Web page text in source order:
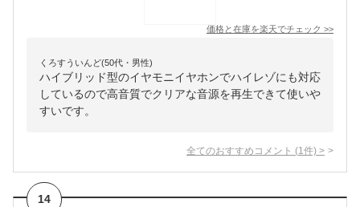
価格と在庫を楽天でチェック >>
くろすういんど(50代・男性)
ハイブリッド型のイヤモニイヤホンでハイレゾにも対応
しているので高音質でクリアな音源を再生できて使いや
すいです。
全てのおすすめコメント (1 件) >
14